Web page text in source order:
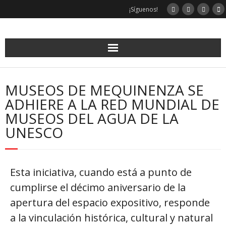
¡Síguenos!
MUSEOS DE MEQUINENZA SE
ADHIERE A LA RED MUNDIAL DE
MUSEOS DEL AGUA DE LA
UNESCO
Esta iniciativa, cuando está a punto de
cumplirse el décimo aniversario de la
apertura del espacio expositivo, responde
a la vinculación histórica, cultural y natural